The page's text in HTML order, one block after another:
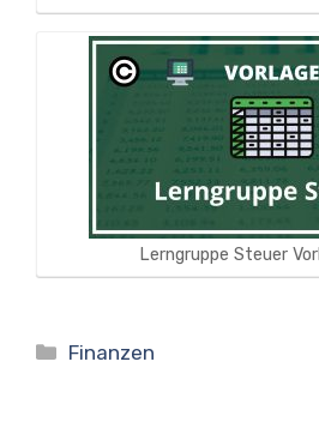
Lerngruppe Steuer
Kategorien
Finanzen